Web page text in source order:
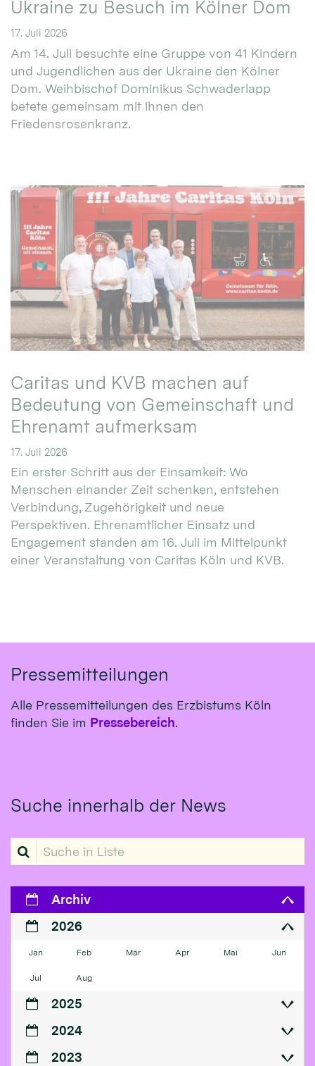
Ukraine zu Besuch im Kölner Dom
17. Juli 2026
Am 14. Juli besuchte eine Gruppe von 41 Kindern
und Jugendlichen aus der Ukraine den Kölner
Dom. Weihbischof Dominikus Schwaderlapp
betete gemeinsam mit ihnen den
Friedensrosenkranz.
Caritas und KVB machen auf
Bedeutung von Gemeinschaft und
Ehrenamt aufmerksam
17. Juli 2026
Ein erster Schritt aus der Einsamkeit: Wo
Menschen einander Zeit schenken, entstehen
Verbindung, Zugehörigkeit und neue
Perspektiven. Ehrenamtlicher Einsatz und
Engagement standen am 16. Juli im Mittelpunkt
einer Veranstaltung von Caritas Köln und KVB.
Pressemitteilungen
Alle Pressemitteilungen des Erzbistums Köln
finden Sie im Pressebereich.
Suche innerhalb der News
Suche in Liste
Archiv
2026
Jan Feb Mär Apr Mai Jun
Jul Aug
2025
2024
2023